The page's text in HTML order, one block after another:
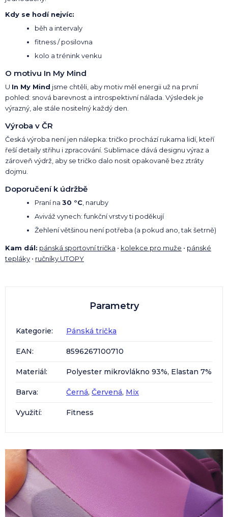
Kdy se hodí nejvíc:
běh a intervaly
fitness / posilovna
kolo a trénink venku
O motivu In My Mind
U In My Mind jsme chtěli, aby motiv měl energii už na první
pohled: snová barevnost a introspektivní nálada. Výsledek je
výrazný, ale stále nositelný každý den.
Výroba v ČR
Česká výroba není jen nálepka: tričko prochází rukama lidí, kteří
řeší detaily střihu i zpracování. Sublimace dává designu výraz a
zároveň výdrž, aby se tričko dalo nosit opakovaně bez ztráty
dojmu.
Doporučení k údržbě
Praní na 30 °C , naruby
Aviváž vynech: funkční vrstvy ti poděkují
Žehlení většinou není potřeba (a pokud ano, tak šetrně)
Kam dál: pánská sportovní trička • kolekce pro muže • pánské
tepláky • ručníky UTOPY
Parametry
Kategorie: Pánská trička
EAN: 8596267100710
Materiál: Polyester mikrovlákno 93%, Elastan 7%
Barva: Černá, Červená, Mix
Využití: Fitness